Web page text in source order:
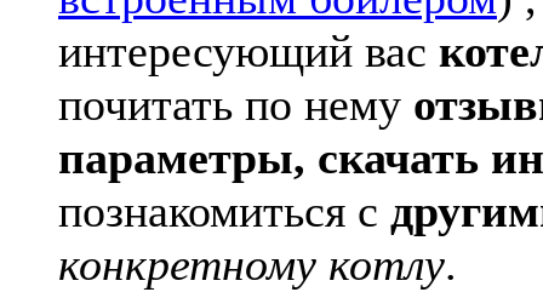
интересующий вас
почитать по нему
параметры, скачать
познакомиться с
конкретному котлу.